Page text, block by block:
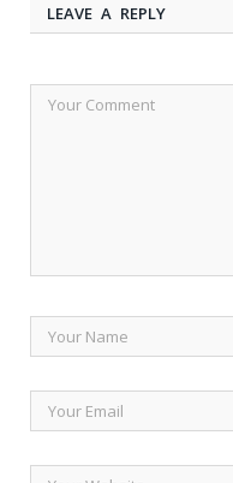
LEAVE A REPLY